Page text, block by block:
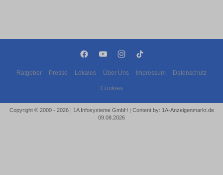
Ratgeber Presse Lokales Über Uns Impressum Datenschutz
Cookies
Copyright © 2000 - 2026 | 1A Infosysteme GmbH | Content by: 1A-Anzeigenmarkt.de
09.08.2026